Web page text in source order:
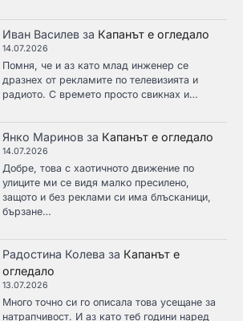
Иван Василев за Капанът е огледало
14.07.2026
Помня, че и аз като млад инженер се
дразнех от рекламите по телевизията и
радиото. С времето просто свикнах и…
Янко Маринов за Капанът е огледало
14.07.2026
Добре, това с хаотичното движение по
улиците ми се видя малко пресилено,
защото и без реклами си има блъсканици,
бързане…
Радостина Колева за Капанът е
огледало
13.07.2026
Много точно си го описала това усещане за
натрапчивост. И аз като теб години наред